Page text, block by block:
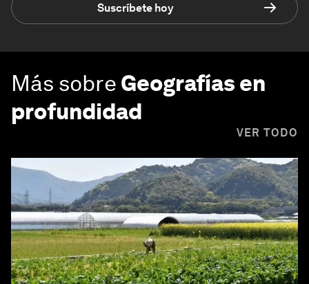
Suscríbete hoy
Más sobre Geografías en
profundidad
VER TODO